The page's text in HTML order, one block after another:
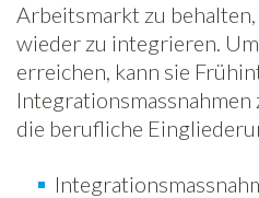
Jobs
Freiwilligenarbeit
News
Newsletter
Arbeitsmarkt zu
wieder zu integrieren.
erreichen, kann sie
die berufliche